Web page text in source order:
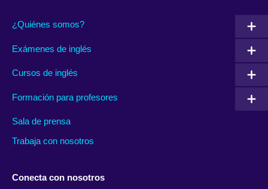
¿Quiénes somos?
Exámenes de inglés
Cursos de inglés
Formación para profesores
Sala de prensa
Trabaja con nosotros
Conecta con nosotros